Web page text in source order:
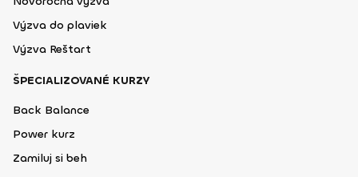
Výzva do plaviek
Výzva Reštart
ŠPECIALIZOVANÉ KURZY
Back Balance
Power kurz
Zamiluj si beh